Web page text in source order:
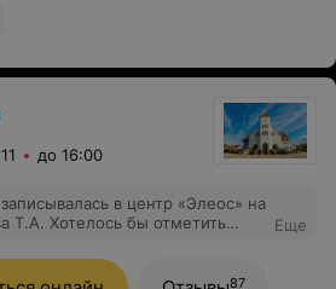
до 16:00
в центр «Элеос» на
подробно
даст необходимые
Еще
87